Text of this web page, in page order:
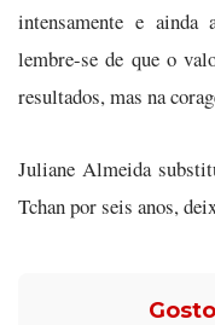
intensamente e
lembre-se de que o
resultados, mas na
Juliane Almeida
Tchan por seis anos,